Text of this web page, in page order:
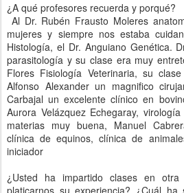
¿A qué profesores recuerda y porqué?
Al Dr. Rubén Frausto Moleres
mujeres y siempre nos estaba
Histología, el Dr. Anguiano Genética.
parasitología y su clase era muy
Flores Fisiología Veterinaria, su
Alfonso Alexander un magnifico
Carbajal un excelente clínico en
Aurora Velázquez Echegaray,
materias muy buena, Manuel
clínica de equinos, clínica de
iniciador
¿Usted ha impartido clases en otra
platicarnos su experiencia? ¿Cuál ha